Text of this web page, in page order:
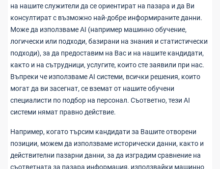
на нашите служители да се ориентират на пазара и да Ви
консултират с възможно най-добре информираните данни.
Може да използваме AI (например машинно обучение,
логически или подходи, базирани на знания и статистически
подходи), за да предоставим на Вас и на нашите кандидати,
както и на сътрудници, услугите, които сте заявили при нас.
Въпреки че използваме AI системи, всички решения, които
могат да ви засегнат, се вземат от нашите обучени
специалисти по подбор на персонал. Съответно, тези AI
системи нямат правно действие.
Например, когато търсим кандидати за Вашите отворени
позиции, можем да използваме исторически данни, както и
действителни пазарни данни, за да изградим сравнение на
съответната за пазара информация, използвайки машинно